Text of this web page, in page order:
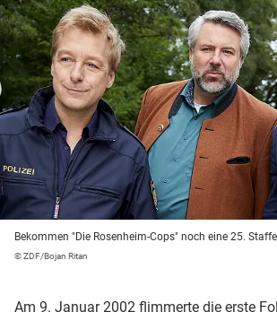
Bekommen "Die Rosenheim-Cops" noch eine 25.
© ZDF/Bojan Ritan
Am 9. Januar 2002 flimmerte die erste